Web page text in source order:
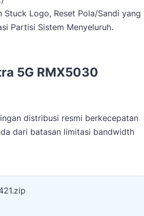
Logo, Reset Pola/Sandi yang
Partisi Sistem Menyeluruh.
5G RMX5030
distribusi resmi berkecepatan
dari batasan limitasi bandwidth